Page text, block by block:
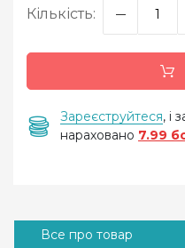
Кількість:
Зареєструйтеся, і
нараховано 7.99
Все про товар